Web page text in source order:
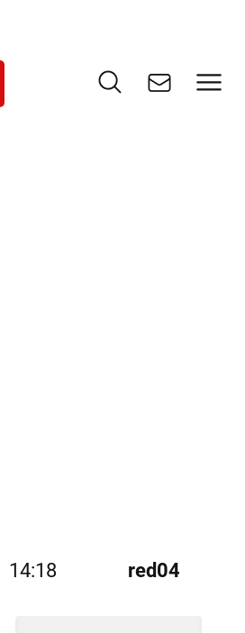
SUCHE
14:18 red04